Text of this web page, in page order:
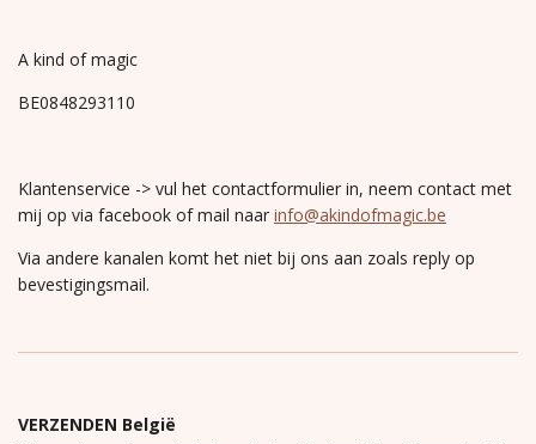
A kind of magic
BE0848293110
Klantenservice -> vul het contactformulier in, neem contact met
mij op via facebook of mail naar info@akindofmagic.be
Via andere kanalen komt het niet bij ons aan zoals reply op
bevestigingsmail.
VERZENDEN België